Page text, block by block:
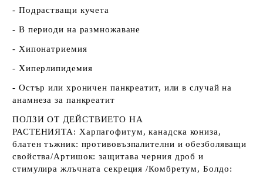
- Подрастващи кучета
- В периоди на размножаване
- Хипонатриемия
- Хиперлипидемия
- Остър или хроничен панкреатит, или в случай на
анамнеза за панкреатит
ПОЛЗИ ОТ ДЕЙСТВИЕТО НА
РАСТЕНИЯТА: Харпагофитум, канадска кониза,
блатен тъжник: противовъзпалителни и обезболяващи
свойства/Артишок: защитава черния дроб и
стимулира жлъчната секреция /Комбретум, Болдо: